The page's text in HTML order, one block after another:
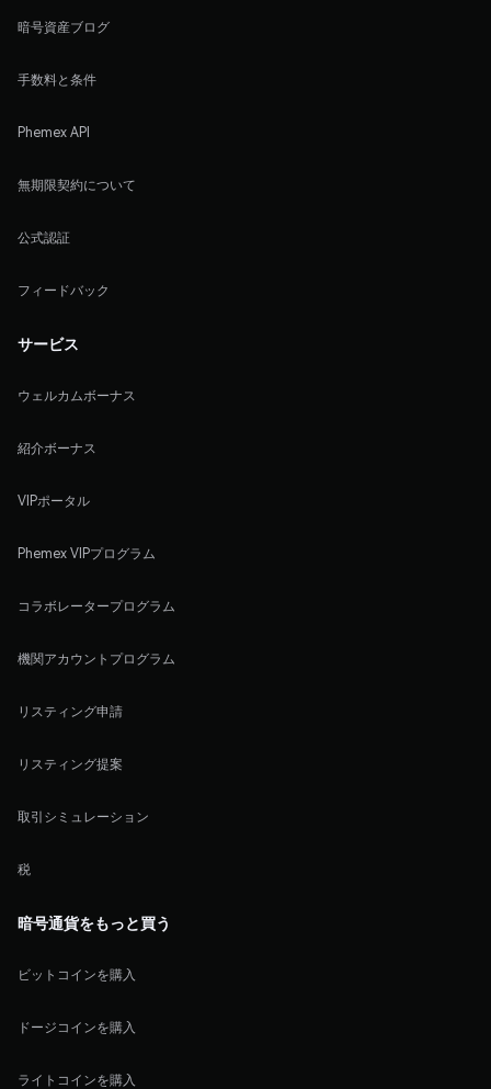
暗号資産ブログ
手数料と条件
Phemex API
無期限契約について
公式認証
フィードバック
サービス
ウェルカムボーナス
紹介ボーナス
VIPポータル
Phemex VIPプログラム
コラボレータープログラム
機関アカウントプログラム
リスティング申請
リスティング提案
取引シミュレーション
税
暗号通貨をもっと買う
ビットコインを購入
ドージコインを購入
ライトコインを購入